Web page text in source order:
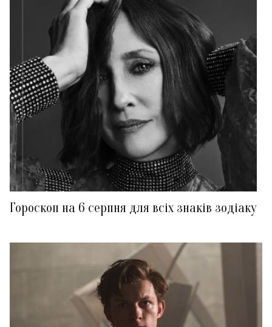
Гороскоп на 6 серпня для всіх знаків зодіаку